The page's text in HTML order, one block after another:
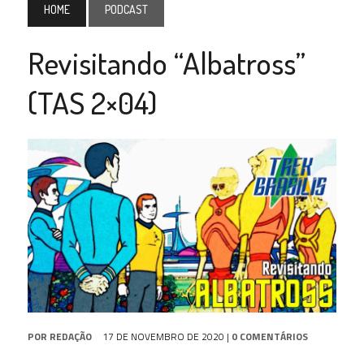
HOME PODCAST
Revisitando “Albatross”
(TAS 2×04)
POR REDAÇÃO 17 DE NOVEMBRO DE 2020 | 0 COMENTÁRIOS